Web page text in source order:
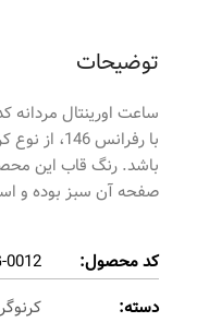
توضیحات
با رفرانس
باشد. رنگ قاب این
صفحه آن سبز بوده و
کد محصول:
0012
دسته: